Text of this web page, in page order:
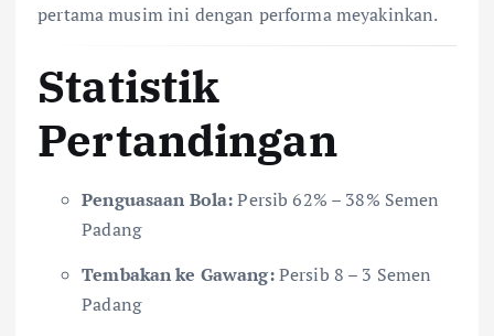
pertama musim ini dengan performa meyakinkan.
Statistik
Pertandingan
Penguasaan Bola:Persib 62% – 38% Semen
Padang
Tembakan ke Gawang:Persib 8 – 3 Semen
Padang